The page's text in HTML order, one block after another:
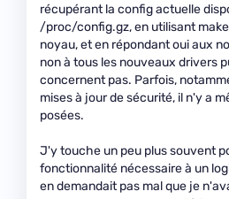
récupérant la config actuelle
/proc/config.gz, en utilisant
noyau, et en répondant oui aux
non à tous les nouveaux drivers
concernent pas. Parfois,
mises à jour de sécurité, il n'y a
posées.
J'y touche un peu plus souvent
fonctionnalité nécessaire à un
en demandait pas mal que je